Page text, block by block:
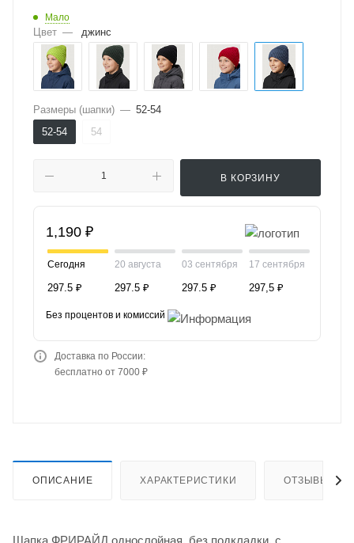
Мало
Цвет — джинс
Размеры (шапки) — 52-54
52-54
54
В КОРЗИНУ
1,190 ₽
Сегодня
297.5 ₽
20 августа
297.5 ₽
03 сентября
297.5 ₽
17 сентября
297,5 ₽
Без процентов и комиссий
Доставка по России:
бесплатно от 7000 ₽
ОПИСАНИЕ ХАРАКТЕРИСТИКИ ОТЗЫВЫ